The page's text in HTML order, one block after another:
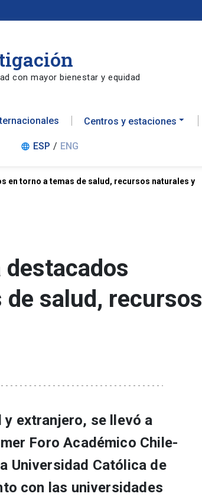
con mayor bienestar y equidad
Centros y estaciones
language ESP / ENG
en torno a temas de salud, recursos naturales y
destacados
salud, recursos
y extranjero, se llevó a
Foro Académico Chile-
Universidad Católica de
con las universidades